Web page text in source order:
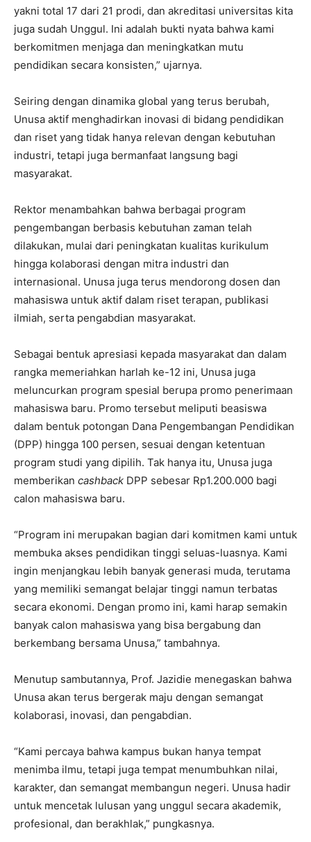
yakni total 17 dari 21 prodi, dan akreditasi universitas kita
juga sudah Unggul. Ini adalah bukti nyata bahwa kami
berkomitmen menjaga dan meningkatkan mutu
pendidikan secara konsisten,” ujarnya.
Seiring dengan dinamika global yang terus berubah,
Unusa aktif menghadirkan inovasi di bidang pendidikan
dan riset yang tidak hanya relevan dengan kebutuhan
industri, tetapi juga bermanfaat langsung bagi
masyarakat.
Rektor menambahkan bahwa berbagai program
pengembangan berbasis kebutuhan zaman telah
dilakukan, mulai dari peningkatan kualitas kurikulum
hingga kolaborasi dengan mitra industri dan
internasional. Unusa juga terus mendorong dosen dan
mahasiswa untuk aktif dalam riset terapan, publikasi
ilmiah, serta pengabdian masyarakat.
Sebagai bentuk apresiasi kepada masyarakat dan dalam
rangka memeriahkan harlah ke-12 ini, Unusa juga
meluncurkan program spesial berupa promo penerimaan
mahasiswa baru. Promo tersebut meliputi beasiswa
dalam bentuk potongan Dana Pengembangan Pendidikan
(DPP) hingga 100 persen, sesuai dengan ketentuan
program studi yang dipilih. Tak hanya itu, Unusa juga
memberikan cashback DPP sebesar Rp1.200.000 bagi
calon mahasiswa baru.
“Program ini merupakan bagian dari komitmen kami untuk
membuka akses pendidikan tinggi seluas-luasnya. Kami
ingin menjangkau lebih banyak generasi muda, terutama
yang memiliki semangat belajar tinggi namun terbatas
secara ekonomi. Dengan promo ini, kami harap semakin
banyak calon mahasiswa yang bisa bergabung dan
berkembang bersama Unusa,” tambahnya.
Menutup sambutannya, Prof. Jazidie menegaskan bahwa
Unusa akan terus bergerak maju dengan semangat
kolaborasi, inovasi, dan pengabdian.
“Kami percaya bahwa kampus bukan hanya tempat
menimba ilmu, tetapi juga tempat menumbuhkan nilai,
karakter, dan semangat membangun negeri. Unusa hadir
untuk mencetak lulusan yang unggul secara akademik,
profesional, dan berakhlak,” pungkasnya.